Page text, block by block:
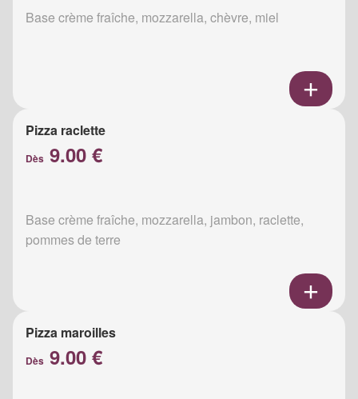
Base crème fraîche, mozzarella, chèvre, miel
Pizza raclette
Dès 9.00 €
Base crème fraîche, mozzarella, jambon, raclette,
pommes de terre
Pizza maroilles
Dès 9.00 €